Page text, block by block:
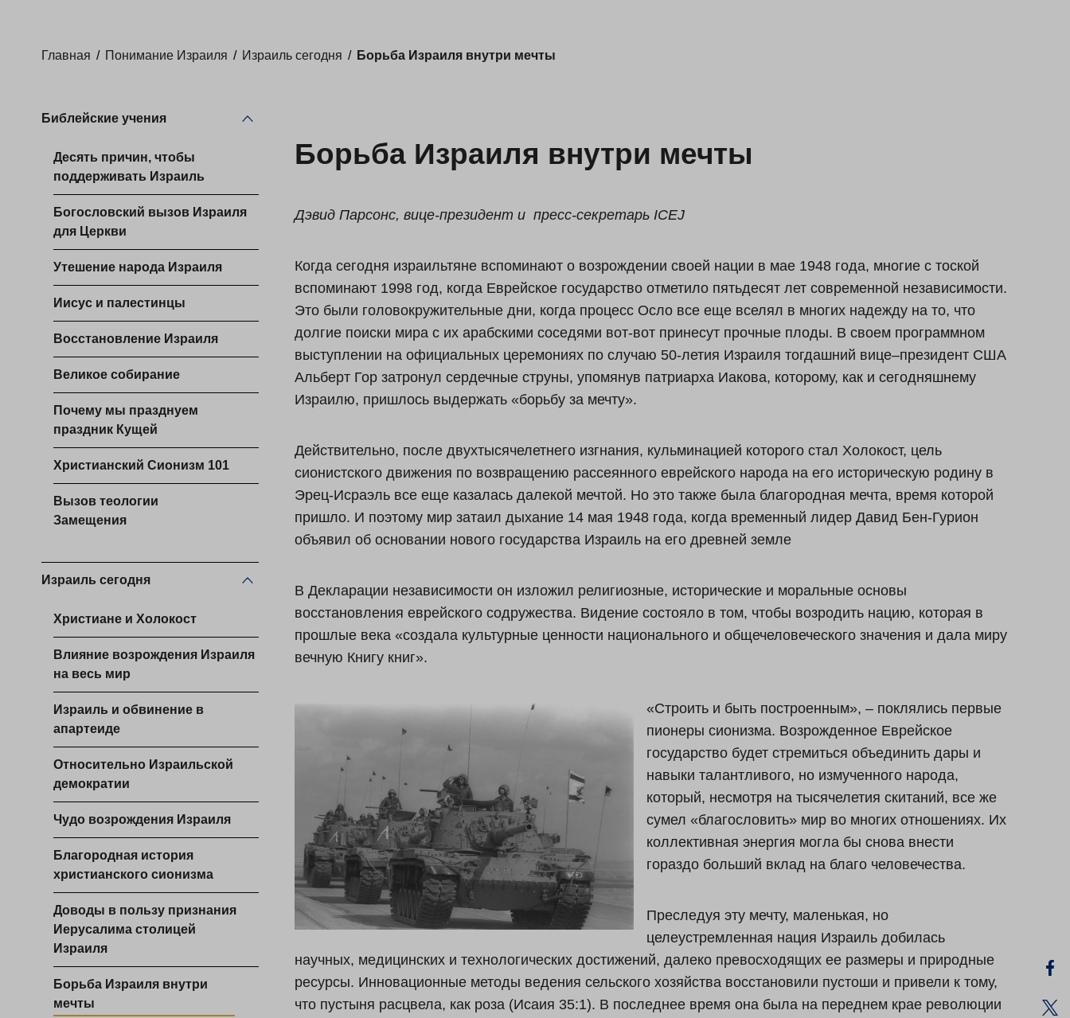
Главная / Понимание Израиля / Израиль сегодня / Борьба Израиля внутри мечты
Библейские учения
Десять причин, чтобы
поддерживать Израиль
Богословский вызов Израиля
для Церкви
Утешение народа Израиля
Иисус и палестинцы
Восстановление Израиля
Великое собирание
Почему мы празднуем
праздник Кущей
Христианский Сионизм 101
Вызов теологии
Замещения
Израиль сегодня
Христиане и Холокост
Влияние возрождения Израиля
на весь мир
Израиль и обвинение в
апартеиде
Относительно Израильской
демократии
Чудо возрождения Израиля
Благородная история
христианского сионизма
Доводы в пользу признания
Иерусалима столицей
Израиля
Борьба Израиля внутри
мечты
Борьба Израиля внутри мечты
Дэвид Парсонс, вице-президент и пресс-секретарь ICEJ
Когда сегодня израильтяне вспоминают о возрождении своей нации в мае 1948 года, многие с тоской
вспоминают 1998 год, когда Еврейское государство отметило пятьдесят лет современной независимости.
Это были головокружительные дни, когда процесс Осло все еще вселял в многих надежду на то, что
долгие поиски мира с их арабскими соседями вот-вот принесут прочные плоды. В своем программном
выступлении на официальных церемониях по случаю 50-летия Израиля тогдашний вице–президент США
Альберт Гор затронул сердечные струны, упомянув патриарха Иакова, которому, как и сегодняшнему
Израилю, пришлось выдержать «борьбу за мечту».
Действительно, после двухтысячелетнего изгнания, кульминацией которого стал Холокост, цель
сионистского движения по возвращению рассеянного еврейского народа на его историческую родину в
Эрец-Исраэль все еще казалась далекой мечтой. Но это также была благородная мечта, время которой
пришло. И поэтому мир затаил дыхание 14 мая 1948 года, когда временный лидер Давид Бен-Гурион
объявил об основании нового государства Израиль на его древней земле
В Декларации независимости он изложил религиозные, исторические и моральные основы
восстановления еврейского содружества. Видение состояло в том, чтобы возродить нацию, которая в
прошлые века «создала культурные ценности национального и общечеловеческого значения и дала миру
вечную Книгу книг».
«Строить и быть построенным», – поклялись первые
пионеры сионизма. Возрожденное Еврейское
государство будет стремиться объединить дары и
навыки талантливого, но измученного народа,
который, несмотря на тысячелетия скитаний, все же
сумел «благословить» мир во многих отношениях. Их
коллективная энергия могла бы снова внести
гораздо больший вклад на благо человечества.
Преследуя эту мечту, маленькая, но
целеустремленная нация Израиль добилась
научных, медицинских и технологических достижений, далеко превосходящих ее размеры и природные
ресурсы. Инновационные методы ведения сельского хозяйства восстановили пустоши и привели к тому,
что пустыня расцвела, как роза (Исаия 35:1). В последнее время она была на переднем крае революции